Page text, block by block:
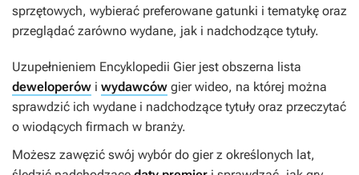
sprzętowych, wybierać preferowane gatunki i tematykę oraz
przeglądać zarówno wydane, jak i nadchodzące tytuły.
Uzupełnieniem Encyklopedii Gier jest obszerna lista
deweloperów i wydawców gier wideo, na której można
sprawdzić ich wydane i nadchodzące tytuły oraz przeczytać
o wiodących firmach w branży.
Możesz zawęzić swój wybór do gier z określonych lat,